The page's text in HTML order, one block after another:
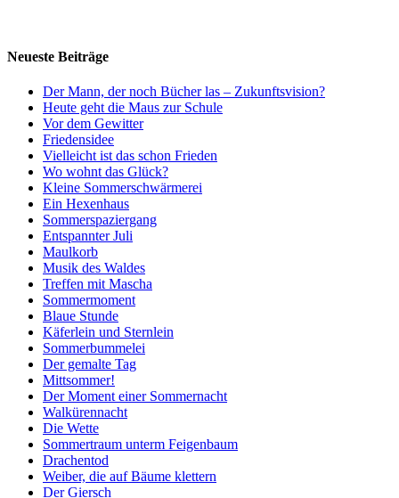
Neueste Beiträge
Der Mann, der noch Bücher las – Zukunftsvision?
Heute geht die Maus zur Schule
Vor dem Gewitter
Friedensidee
Vielleicht ist das schon Frieden
Wo wohnt das Glück?
Kleine Sommerschwärmerei
Ein Hexenhaus
Sommerspaziergang
Entspannter Juli
Maulkorb
Musik des Waldes
Treffen mit Mascha
Sommermoment
Blaue Stunde
Käferlein und Sternlein
Sommerbummelei
Der gemalte Tag
Mittsommer!
Der Moment einer Sommernacht
Walkürennacht
Die Wette
Sommertraum unterm Feigenbaum
Drachentod
Weiber, die auf Bäume klettern
Der Giersch